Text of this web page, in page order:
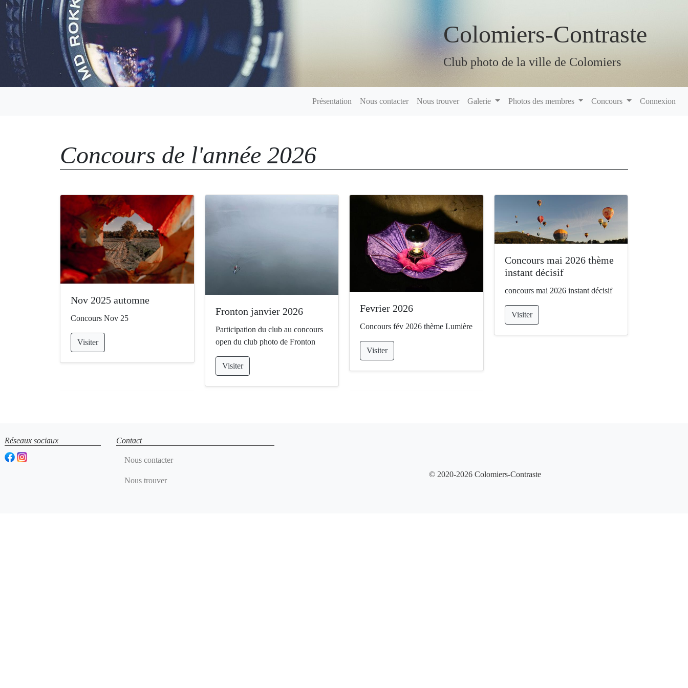
Colomiers-Contraste
Club photo de la ville de Colomiers
Présentation Nous contacter Nous trouver Galerie Photos des membres Concours Connexion
Concours de l'année 2026
Nov 2025 automne
Concours Nov 25
Visiter
Fronton janvier 2026
Participation du club au concours
open du club photo de Fronton
Visiter
Fevrier 2026
Concours fév 2026 thème Lumière
Visiter
Concours mai 2026 thème
instant décisif
concours mai 2026 instant décisif
Visiter
Réseaux sociaux Contact
Nous contacter
Nous trouver
© 2020-2026 Colomiers-Contraste